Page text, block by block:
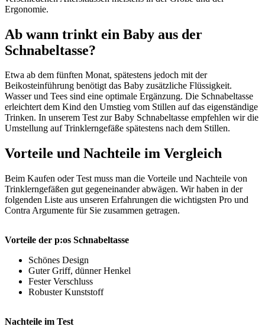
Ergonomie.
Ab wann trinkt ein Baby aus der
Schnabeltasse?
Etwa ab dem fünften Monat, spätestens jedoch mit der
Beikosteinführung benötigt das Baby zusätzliche Flüssigkeit.
Wasser und Tees sind eine optimale Ergänzung. Die Schnabeltasse
erleichtert dem Kind den Umstieg vom Stillen auf das eigenständige
Trinken. In unserem Test zur Baby Schnabeltasse empfehlen wir die
Umstellung auf Trinklerngefäße spätestens nach dem Stillen.
Vorteile und Nachteile im Vergleich
Beim Kaufen oder Test muss man die Vorteile und Nachteile von
Trinklerngefäßen gut gegeneinander abwägen. Wir haben in der
folgenden Liste aus unseren Erfahrungen die wichtigsten Pro und
Contra Argumente für Sie zusammen getragen.
Vorteile der p:os Schnabeltasse
Schönes Design
Guter Griff, dünner Henkel
Fester Verschluss
Robuster Kunststoff
Nachteile im Test